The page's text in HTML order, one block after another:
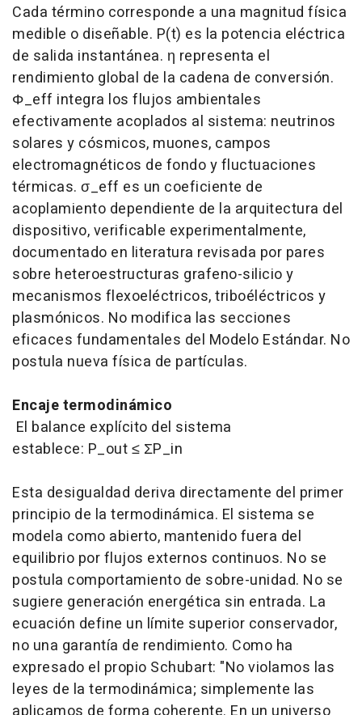
Cada término corresponde a una magnitud física
medible o diseñable. P(t) es la potencia eléctrica
de salida instantánea. η representa el
rendimiento global de la cadena de conversión.
Φ_eff integra los flujos ambientales
efectivamente acoplados al sistema: neutrinos
solares y cósmicos, muones, campos
electromagnéticos de fondo y fluctuaciones
térmicas. σ_eff es un coeficiente de
acoplamiento dependiente de la arquitectura del
dispositivo, verificable experimentalmente,
documentado en literatura revisada por pares
sobre heteroestructuras grafeno-silicio y
mecanismos flexoeléctricos, triboéléctricos y
plasmónicos. No modifica las secciones
eficaces fundamentales del Modelo Estándar. No
postula nueva física de partículas.
Encaje termodinámico
El balance explícito del sistema
establece: P_out ≤ ΣP_in
Esta desigualdad deriva directamente del primer
principio de la termodinámica. El sistema se
modela como abierto, mantenido fuera del
equilibrio por flujos externos continuos. No se
postula comportamiento de sobre-unidad. No se
sugiere generación energética sin entrada. La
ecuación define un límite superior conservador,
no una garantía de rendimiento. Como ha
expresado el propio Schubart: "No violamos las
leyes de la termodinámica; simplemente las